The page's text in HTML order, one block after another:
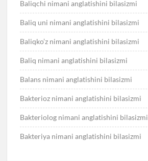
Baliqchi nimani anglatishini bilasizmi
Baliq uni nimani anglatishini bilasizmi
Baliqko’z nimani anglatishini bilasizmi
Baliq nimani anglatishini bilasizmi
Balans nimani anglatishini bilasizmi
Bakterioz nimani anglatishini bilasizmi
Bakteriolog nimani anglatishini bilasizmi
Bakteriya nimani anglatishini bilasizmi